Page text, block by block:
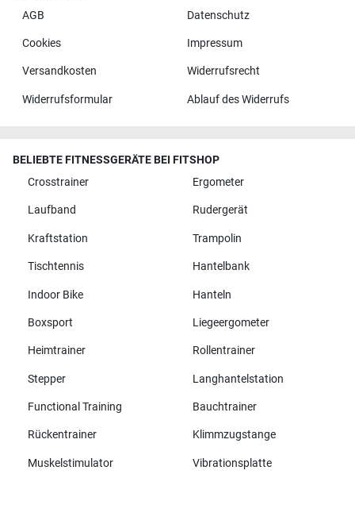
AGB
Datenschutz
Cookies Impressum
Versandkosten Widerrufsrecht
Widerrufsformular Ablauf des Widerrufs
BELIEBTE FITNESSGERÄTE BEI FITSHOP
Crosstrainer
Ergometer
Laufband Rudergerät
Kraftstation Trampolin
Tischtennis Hantelbank
Indoor Bike Hanteln
Boxsport Liegeergometer
Heimtrainer Rollentrainer
Stepper Langhantelstation
Functional Training Bauchtrainer
Rückentrainer Klimmzugstange
Muskelstimulator Vibrationsplatte